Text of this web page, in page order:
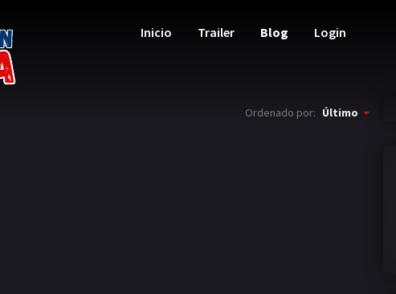
Inicio Trailer Blog Login
Ordenado por: Último